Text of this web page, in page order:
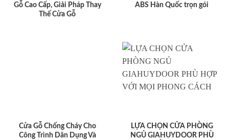
Gỗ Cao Cấp, Giải Pháp Thay
Thế Cửa Gỗ
ABS Hàn Quốc trọn gói
Cửa Gỗ Chống Cháy Cho
Công Trình Dân Dụng Và
LỰA CHỌN CỬA PHÒNG
NGỦ GIAHUYDOOR PHÙ